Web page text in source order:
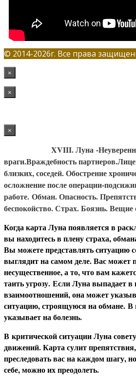
© 2014-2026г. Все права
×
×
×
XVIII. Луна -
враги.Враждебность
близких, соседей. Обострение
осложнение после операции-
работе. Обман. Опасность.
беспокойство. Страх. Боязнь.
Когда карта Луна появляется в
вы находитесь в плену страха,
Вы можете представлять ситуацию
выглядит на самом деле. Вас может
несущественное, а то, что вам
таить угрозу. Если Луна выпадает в
взаимоотношений, она может
ситуацию, строящуюся на обмане. В
указывает на болезнь.
В критической ситуации Луна
движений. Карта сулит
преследовать вас на каждом шагу,
себе, можно их преодолеть.